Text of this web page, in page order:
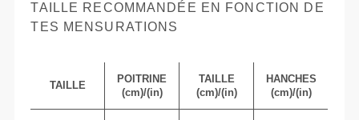
TAILLE RECOMMANDÉE EN FONCTION DE
TES MENSURATIONS
TAILLE
POITRINE
(cm)/(in)
TAILLE
(cm)/(in)
HANCHES
(cm)/(in)